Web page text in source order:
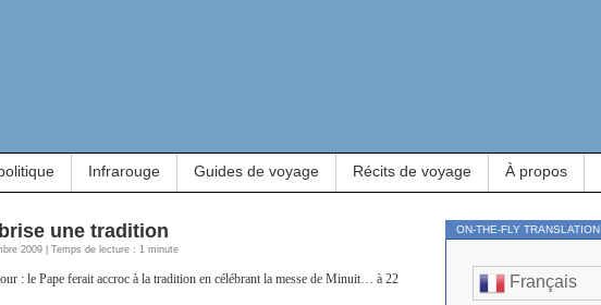
Infrarouge Guides de voyage Récits de voyage À propos
une tradition
2009 | Temps de lecture : 1 minute
: le Pape ferait accroc à la tradition en célébrant la messe de Minuit… à 22
ON-THE-FLY TRANSLATION
Français